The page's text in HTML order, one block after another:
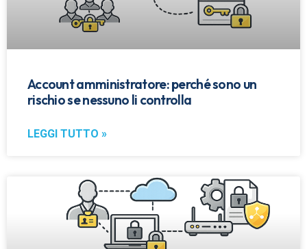
Account amministratore: perché sono un
rischio se nessuno li controlla
LEGGI TUTTO »